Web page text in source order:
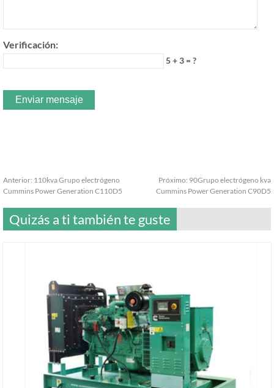
Verificación:
5 + 3 = ?
Anterior: 110kva Grupo electrógeno
Cummins Power Generation C110D5
Próximo: 90Grupo electrógeno kva
Cummins Power Generation C90D5
Quizás a ti también te guste